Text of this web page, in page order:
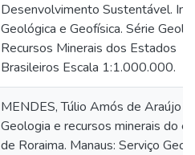
Desenvolvimento Sustentável.
Geológica e Geofísica. Série
Recursos Minerais dos Estados
Brasileiros Escala 1:1.000.000.
MENDES, Túlio Amós de Araújo
Geologia e recursos minerais do
de Roraima. Manaus: Serviço